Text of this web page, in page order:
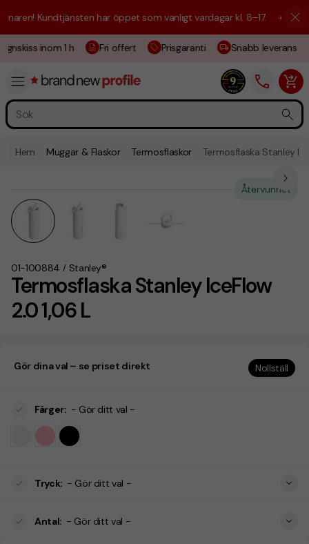
Kundtjänsten har öppet som vanligt vardagar kl. 8–17. ☀️ Vi är
inom 1 h Fri offert Prisgaranti Snabb leverans
Hem Muggar & Flaskor Termosflaskor Termosflaska Stanley
Termosflaska Stanley IceFlow
2.0 1,06 L
01-100884 / Stanley®
Återvunnet
Gör dina val – se priset direkt Nollställ
Färger: - Gör ditt val -
Tryck: - Gör ditt val -
Antal: - Gör ditt val -